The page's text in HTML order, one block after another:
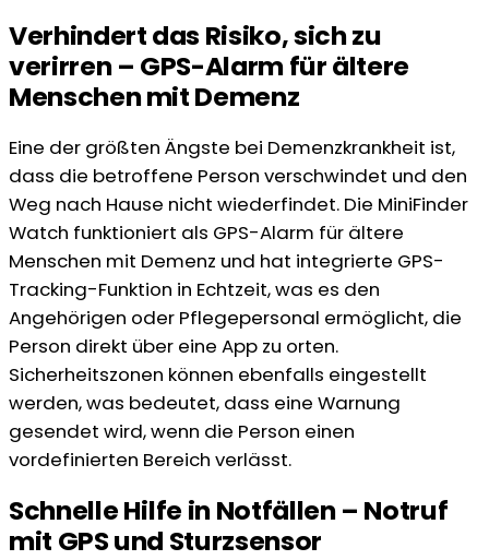
Verhindert das Risiko, sich zu
verirren – GPS-Alarm für ältere
Menschen mit Demenz
Eine der größten Ängste bei Demenzkrankheit ist,
dass die betroffene Person verschwindet und den
Weg nach Hause nicht wiederfindet. Die MiniFinder
Watch funktioniert als GPS-Alarm für ältere
Menschen mit Demenz und hat integrierte GPS-
Tracking-Funktion in Echtzeit, was es den
Angehörigen oder Pflegepersonal ermöglicht, die
Person direkt über eine App zu orten.
Sicherheitszonen können ebenfalls eingestellt
werden, was bedeutet, dass eine Warnung
gesendet wird, wenn die Person einen
vordefinierten Bereich verlässt.
Schnelle Hilfe in Notfällen – Notruf
mit GPS und Sturzsensor